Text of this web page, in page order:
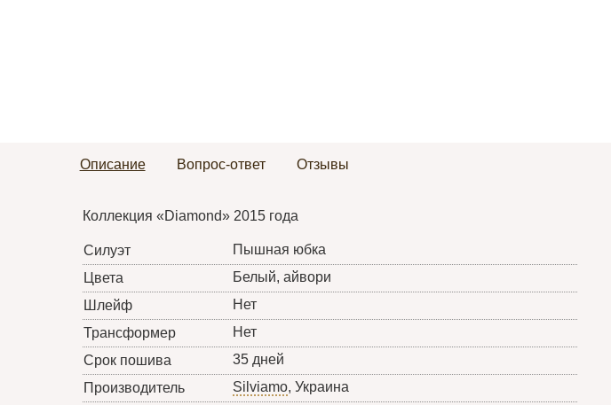
Описание Вопрос-ответ Отзывы
Коллекция «Diamond» 2015 года
Силуэт
Пышная юбка
Цвета
Белый, айвори
Шлейф
Нет
Трансформер
Нет
Срок пошива
35 дней
Производитель
Silviamo, Украина